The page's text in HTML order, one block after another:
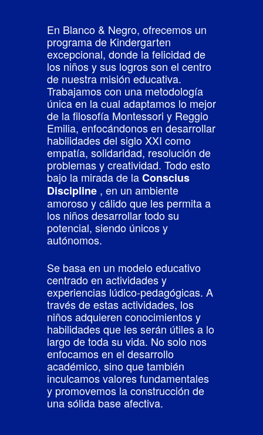
En Blanco & Negro, ofrecemos un
programa de Kindergarten
excepcional, donde la felicidad de
los niños y sus logros son el centro
de nuestra misión educativa.
Trabajamos con una metodología
única en la cual adaptamos lo mejor
de la filosofía Montessori y Reggio
Emilia, enfocándonos en desarrollar
habilidades del siglo XXI como
empatía, solidaridad, resolución de
problemas y creatividad. Todo esto
bajo la mirada de laConscius
Discipline , en un ambiente
amoroso y cálido que les permita a
los niños desarrollar todo su
potencial, siendo únicos y
autónomos.
Se basa en un modelo educativo
centrado en actividades y
experiencias lúdico-pedagógicas. A
través de estas actividades, los
niños adquieren conocimientos y
habilidades que les serán útiles a lo
largo de toda su vida. No solo nos
enfocamos en el desarrollo
académico, sino que también
inculcamos valores fundamentales
y promovemos la construcción de
una sólida base afectiva.